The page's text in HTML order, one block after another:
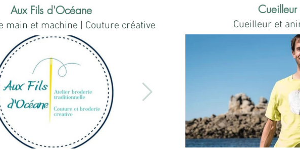
Aux Fils d'Océane
main et machine | Couture créative
Cueilleur
Cueilleur et